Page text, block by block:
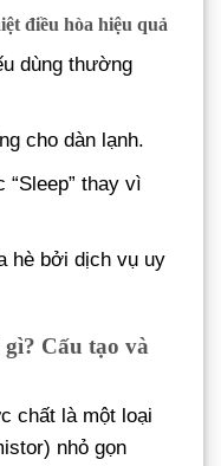
điều hòa hiệu quả
dùng thường
cho dàn lạnh.
“Sleep” thay vì
hè bởi dịch vụ uy
Cấu tạo và
chất là một loại
nhỏ gọn